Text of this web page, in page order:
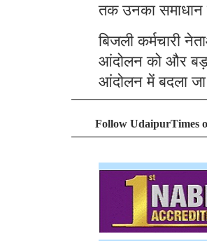
तक उनका
बिजली कर्मचारी
आंदोलन को और
आंदोलन में बदला
Follow UdaipurTimes